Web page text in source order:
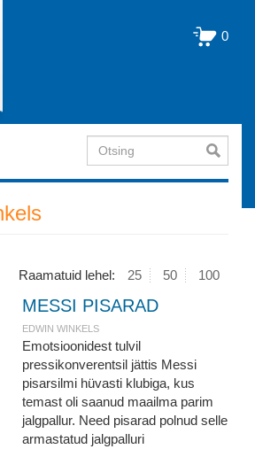
0
Otsing
Raamatuid lehel: 25 50 100
MESSI PISARAD
EDWIN WINKELS
Emotsioonidest tulvil
pressikonverentsil jättis Messi
pisarsilmi hüvasti klubiga, kus
temast oli saanud maailma parim
jalgpallur. Need pisarad polnud selle
armastatud jalgpalluri